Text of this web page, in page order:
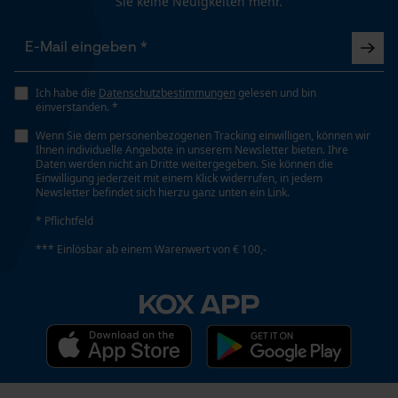
Technische Spezifikationen
Automatische Kettenschmierung
Nein
Eigenschaft
Einstanzung Treibglied
Einstellung Jolly
Ich habe die Datenschutzbestimmungen gelesen und bin
einverstanden. *
Wenn Sie dem personenbezogenen Tracking einwilligen, können wir
Ihnen individuelle Angebote in unserem Newsletter bieten. Ihre
Daten werden nicht an Dritte weitergegeben. Sie können die
Einwilligung jederzeit mit einem Klick widerrufen, in jedem
Newsletter befindet sich hierzu ganz unten ein Link.
* Pflichtfeld
*** Einlösbar ab einem Warenwert von € 100,-
KOX APP
Funktionale Cookies
Personalisierte Startseite
Gespeicherter Warenkorb
Persönliche Begrüßung
YouTube-Videos
Kontaktaufnahme per Chat
Marketing Cookies